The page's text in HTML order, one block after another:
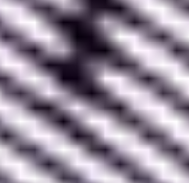
est de permettre la
internet et
s’est imposé depuis
en matière
de